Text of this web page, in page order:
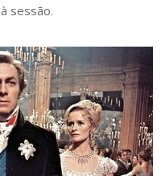
sessão.